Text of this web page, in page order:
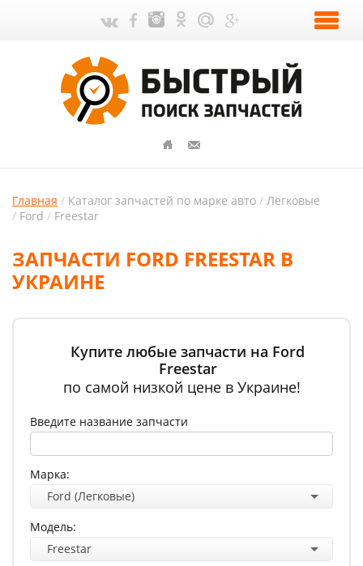
Главная Каталог запчастей по марке авто
Легковые
Ford
Freestar
ЗАПЧАСТИ FORD FREESTAR В
УКРАИНЕ
Купите любые запчасти на Ford
Freestar
по самой низкой цене в Украине!
Введите название запчасти
Марка:
Ford (Легковые)
Модель:
Freestar